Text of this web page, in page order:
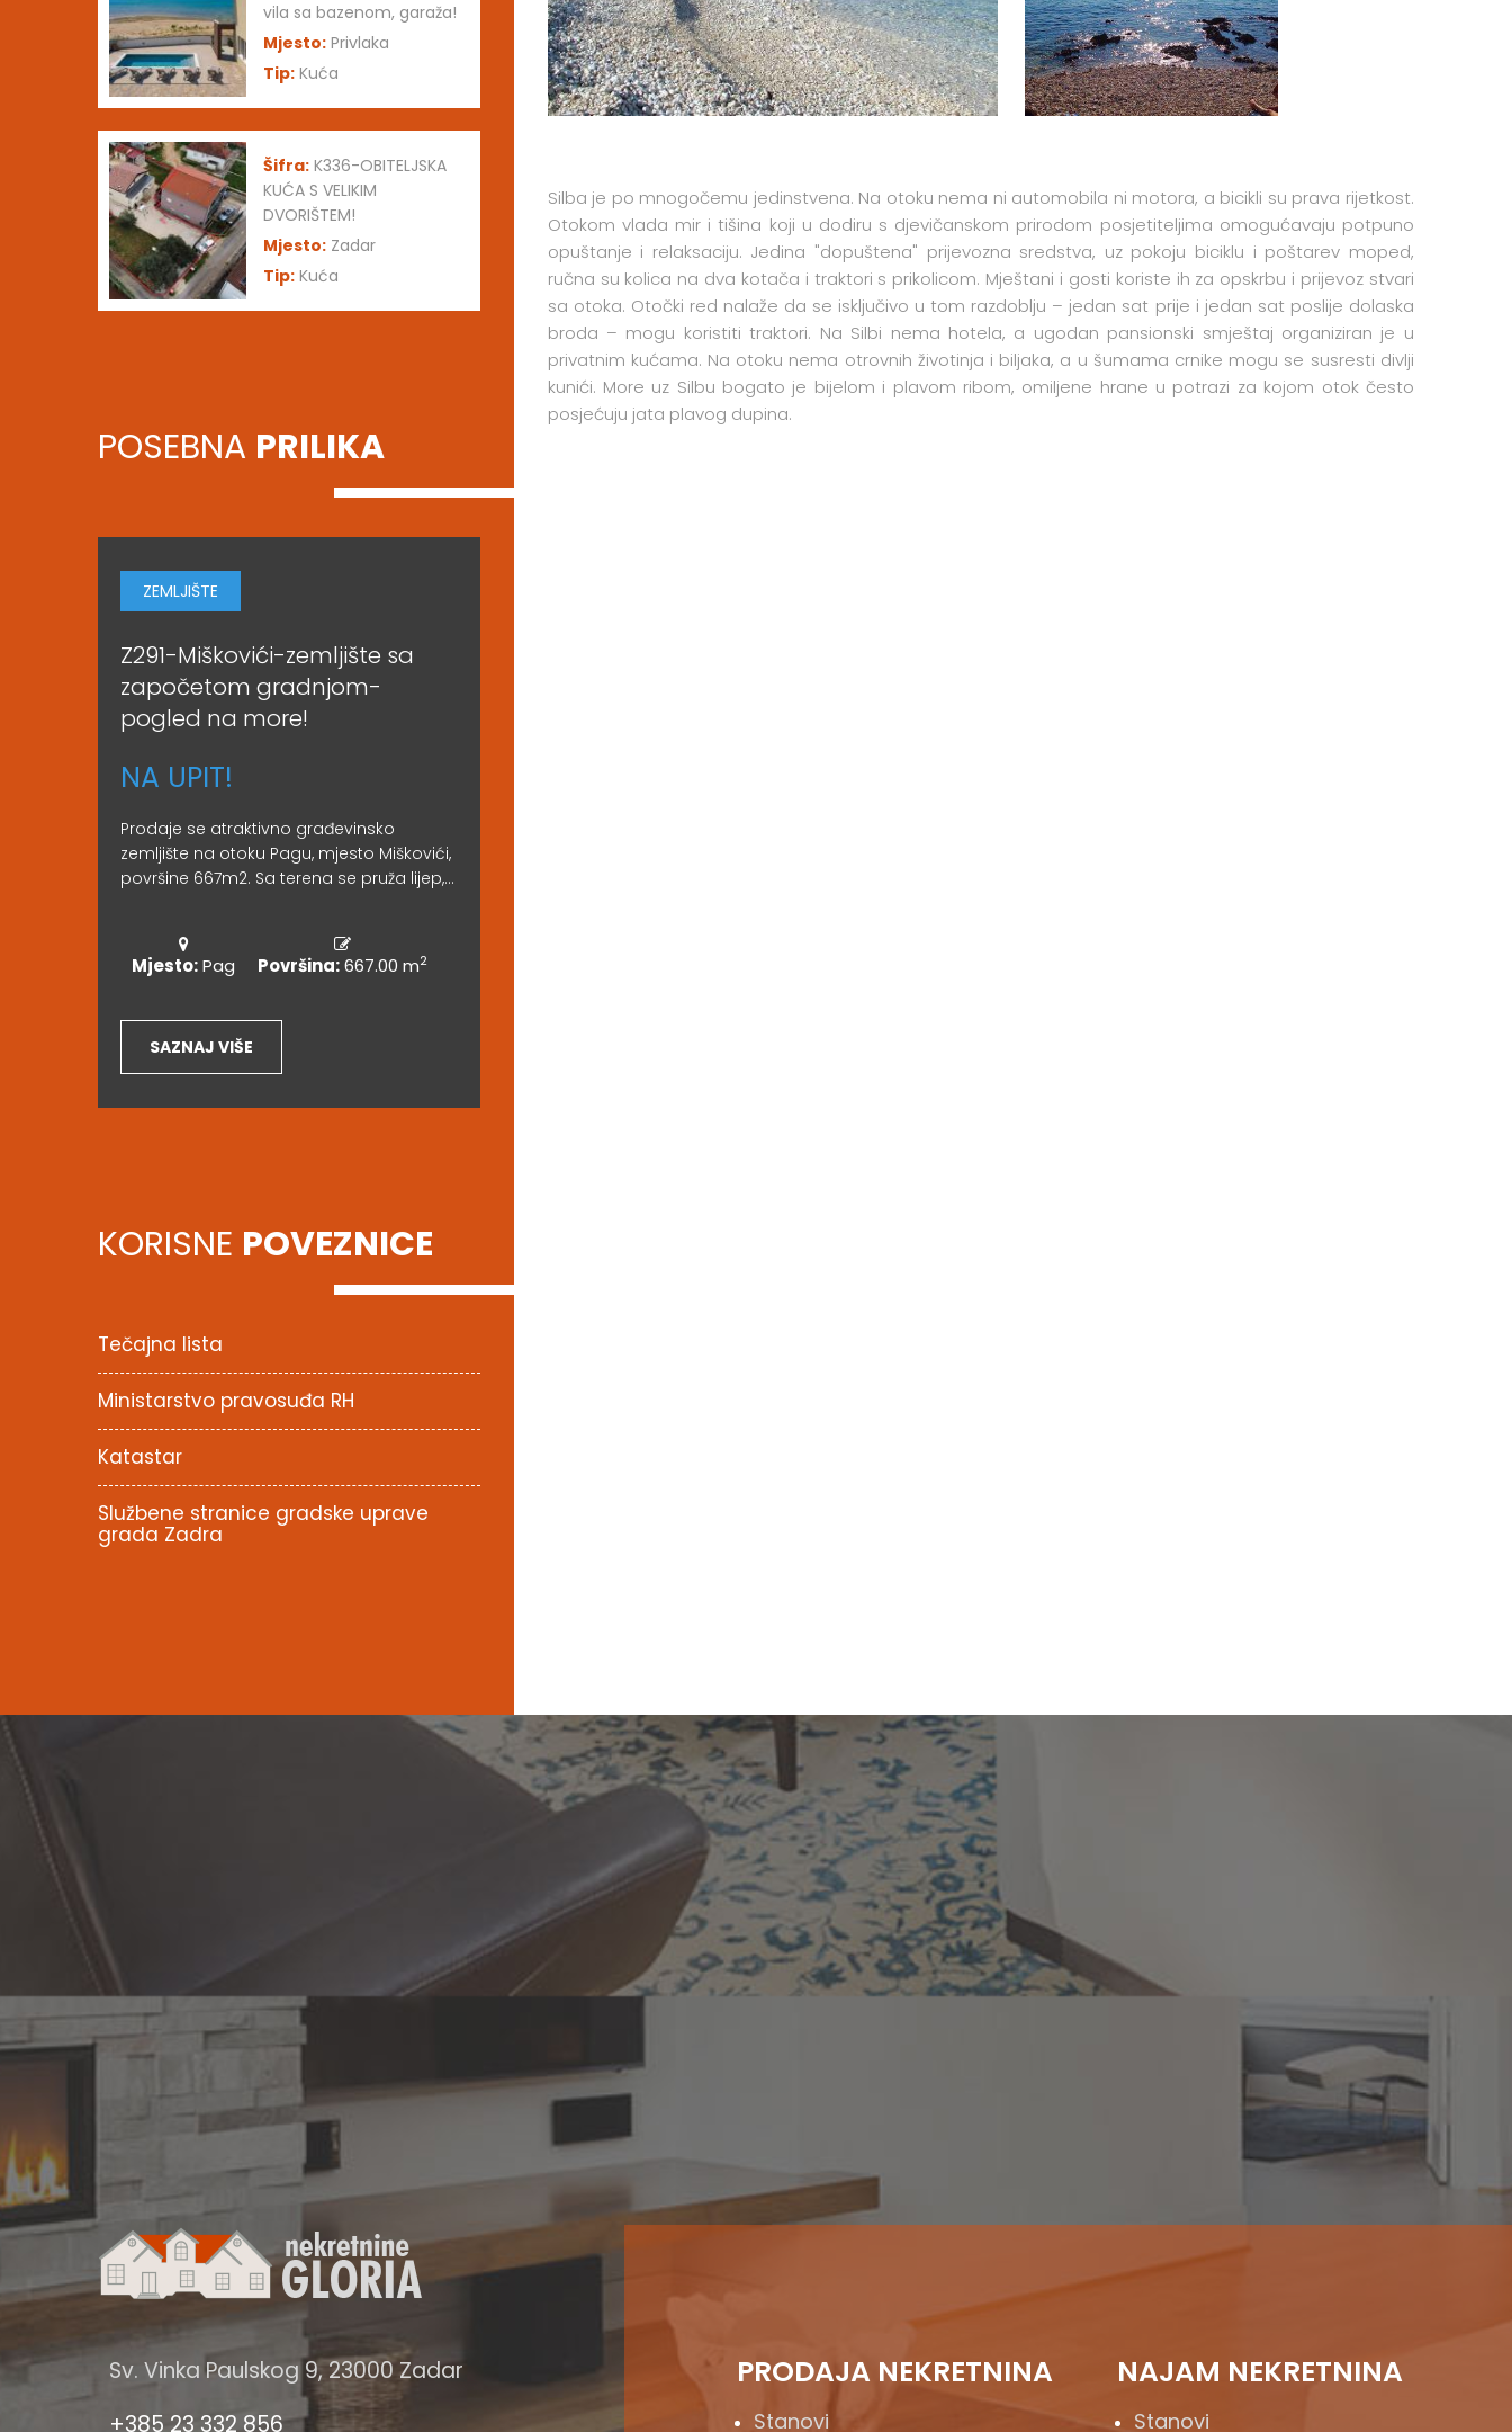
vila sa bazenom, garaža!
Mjesto: Privlaka
Tip: Kuća
Šifra: K336-OBITELJSKA
KUĆA S VELIKIM
DVORIŠTEM!
Mjesto: Zadar
Tip: Kuća
POSEBNA PRILIKA
ZEMLJIŠTE
Z291-Miškovići-zemljište sa
započetom gradnjom-
pogled na more!
NA UPIT!
Prodaje se atraktivno građevinsko
zemljište na otoku Pagu, mjesto Miškovići,
površine 667m2. Sa terena se pruža lijep,...
Mjesto:Pag Površina:667.00 m2
SAZNAJ VIŠE
KORISNE POVEZNICE
Tečajna lista
Ministarstvo pravosuđa RH
Katastar
Službene stranice gradske uprave
grada Zadra
Silba je po mnogočemu jedinstvena. Na otoku nema ni automobila ni motora, a bicikli su prava rijetkost.
Otokom vlada mir i tišina koji u dodiru s djevičanskom prirodom posjetiteljima omogućavaju potpuno
opuštanje i relaksaciju. Jedina "dopuštena" prijevozna sredstva, uz pokoju biciklu i poštarev moped,
ručna su kolica na dva kotača i traktori s prikolicom. Mještani i gosti koriste ih za opskrbu i prijevoz stvari
sa otoka. Otočki red nalaže da se isključivo u tom razdoblju – jedan sat prije i jedan sat poslije dolaska
broda – mogu koristiti traktori. Na Silbi nema hotela, a ugodan pansionski smještaj organiziran je u
privatnim kućama. Na otoku nema otrovnih životinja i biljaka, a u šumama crnike mogu se susresti divlji
kunići. More uz Silbu bogato je bijelom i plavom ribom, omiljene hrane u potrazi za kojom otok često
posjećuju jata plavog dupina.
Sv. Vinka Paulskog 9, 23000 Zadar
+385 23 332 856
PRODAJA NEKRETNINA
Stanovi
NAJAM NEKRETNINA
Stanovi